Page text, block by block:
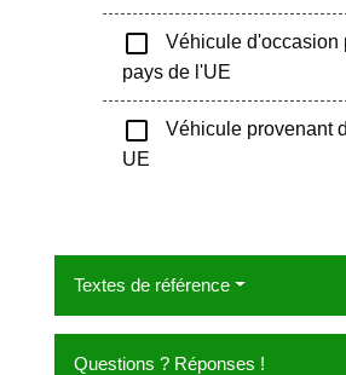
check_box_outline_blank
Véhicule d'occasion
pays de l'UE
check_box_outline_blank
Véhicule provenant
UE
Textes de référence
Questions ? Réponses !